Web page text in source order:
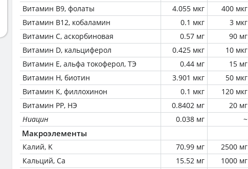
Витамин В9, фолаты
4.055 мкг 400 мкг
Витамин В12, кобаламин
0.1 мкг 3 мкг
Витамин C, аскорбиновая
0.57 мг 90 мг
Витамин D, кальциферол
0.425 мкг 10 мкг
Витамин Е, альфа токоферол, ТЭ
0.44 мг 15 мг
Витамин Н, биотин
3.901 мкг 50 мкг
Витамин К, филлохинон
0.1 мкг 120 мкг
Витамин РР, НЭ
0.8402 мг 20 мг
Ниацин
0.038 мг ~
Макроэлементы
Калий, K 70.99 мг 2500 мг
Кальций, Ca
15.52 мг 1000 мг